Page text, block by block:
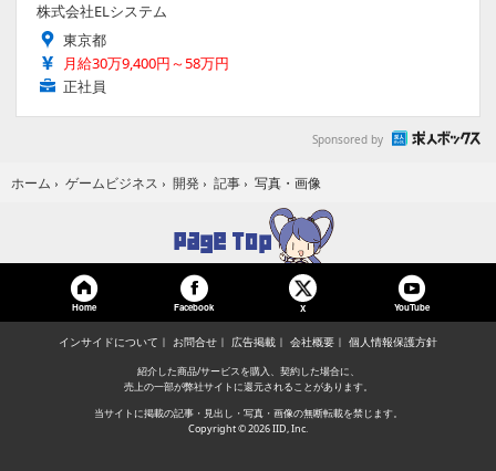
株式会社ELシステム
東京都
月給30万9,400円～58万円
正社員
Sponsored by
ホーム › ゲームビジネス › 開発 › 記事 › 写真・画像
Home Facebook X YouTube
インサイドについて お問合せ 広告掲載 会社概要 個人情報保護方針
紹介した商品/サービスを購入、契約した場合に、
売上の一部が弊社サイトに還元されることがあります。
当サイトに掲載の記事・見出し・写真・画像の無断転載を禁じます。
Copyright © 2026 IID, Inc.